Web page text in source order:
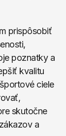
prispôsobiť
poznatky a
kvalitu
ciele
skutočne
a